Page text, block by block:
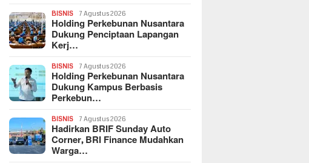
BISNIS 7 Agustus 2026
Holding Perkebunan Nusantara
Dukung Penciptaan Lapangan
Kerj…
BISNIS 7 Agustus 2026
Holding Perkebunan Nusantara
Dukung Kampus Berbasis
Perkebun…
BISNIS 7 Agustus 2026
Hadirkan BRIF Sunday Auto
Corner, BRI Finance Mudahkan
Warga…